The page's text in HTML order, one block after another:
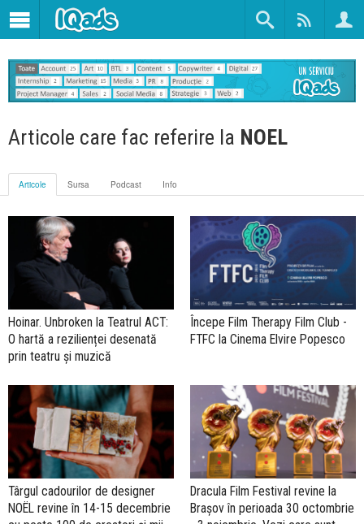
Articole care fac referire la NOEL
Articole Sursa Podcast Info
Hoinar. Unbroken la Teatrul ACT:
O hartă a rezilienței desenată
prin teatru și muzică
Începe Film Therapy Film Club -
FTFC la Cinema Elvire Popesco
Târgul cadourilor de designer
NOËL revine în 14-15 decembrie
Dracula Film Festival revine la
Brașov în perioada 30 octombrie